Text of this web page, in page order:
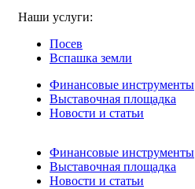
Наши услуги:
Посев
Вспашка земли
Финансовые инструменты
Выставочная площадка
Новости и статьи
Финансовые инструменты
Выставочная площадка
Новости и статьи